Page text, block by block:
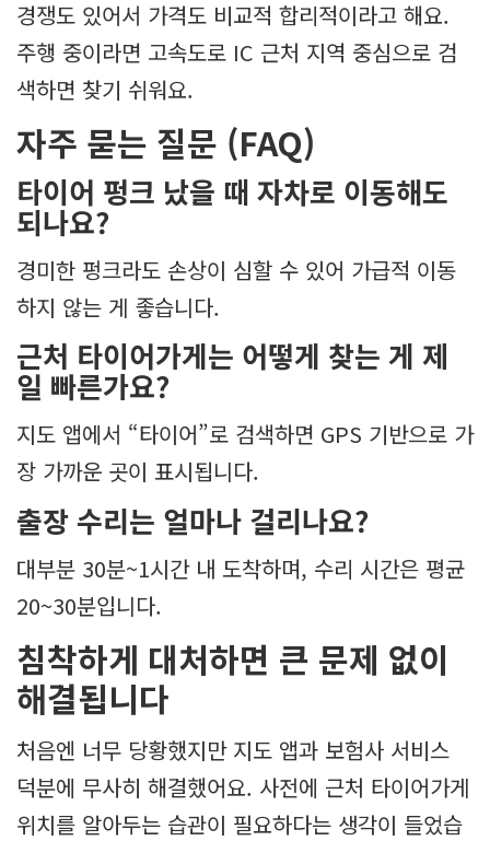
경쟁도 있어서 가격도 비교적 합리적이라고 해요.
주행 중이라면 고속도로 IC 근처 지역 중심으로 검
색하면 찾기 쉬워요.
자주 묻는 질문 (FAQ)
타이어 펑크 났을 때 자차로 이동해도
되나요?
경미한 펑크라도 손상이 심할 수 있어 가급적 이동
하지 않는 게 좋습니다.
근처 타이어가게는 어떻게 찾는 게 제
일 빠른가요?
지도 앱에서 “타이어”로 검색하면 GPS 기반으로 가
장 가까운 곳이 표시됩니다.
출장 수리는 얼마나 걸리나요?
대부분 30분~1시간 내 도착하며, 수리 시간은 평균
20~30분입니다.
침착하게 대처하면 큰 문제 없이
해결됩니다
처음엔 너무 당황했지만 지도 앱과 보험사 서비스
덕분에 무사히 해결했어요. 사전에 근처 타이어가게
위치를 알아두는 습관이 필요하다는 생각이 들었습